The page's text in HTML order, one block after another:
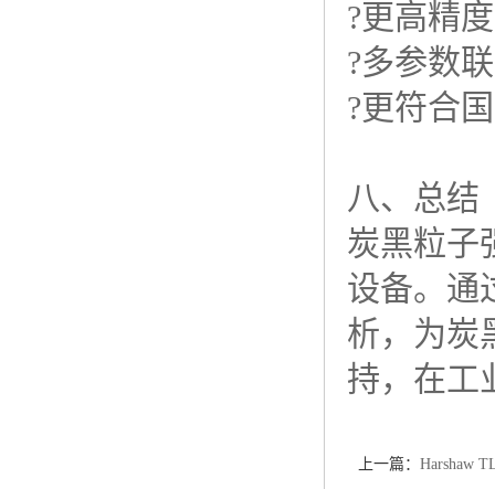
?更高精
?多参数
?更符合
八、总结
炭黑粒子
设备。通
析，为炭
持，在工
上一篇： Harshaw